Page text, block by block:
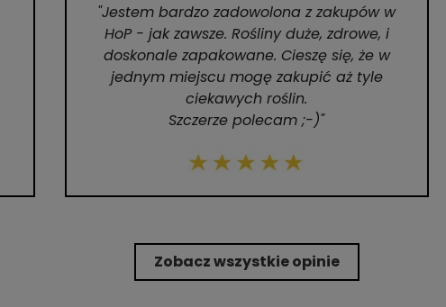
"Jestem bardzo zadowolona z zakupów w
HoP - jak zawsze. Rośliny duże, zdrowe, i
doskonale zapakowane. Cieszę się, że w
jednym miejscu mogę zakupić aż tyle
ciekawych roślin.
Szczerze polecam ;-)"
Zobacz wszystkie opinie